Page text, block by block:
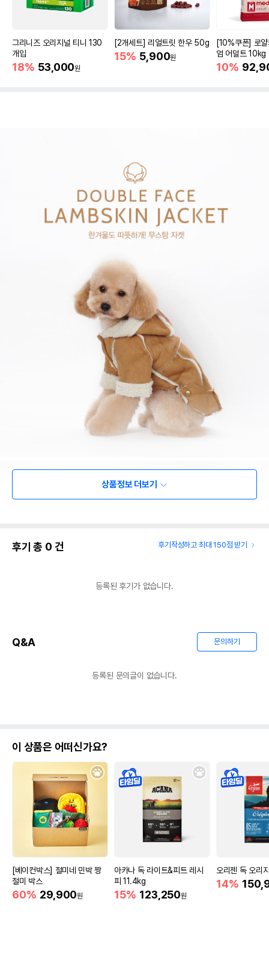
그리니즈 오리지널 티니 130
개입
18% 53,000원
[2개세트] 리얼트릿 한우 50g
15% 5,900원
[10%쿠폰] 로
엄 어덜트 10kg
증진
10%
상품정보 더보기
후기 총 0 건 후기작성하고 최대 150점 받기
등록된 후기가 없습니다.
Q&A 문의하기
등록된 문의글이 없습니다.
이 상품은 어떠신가요?
[베이컨박스] 절미네 민박 짱
절미 박스
60% 29,900원
아카나 독 라이트&피트 레시
피 11.4kg
15% 123,250원
오리젠 독 오리
14%